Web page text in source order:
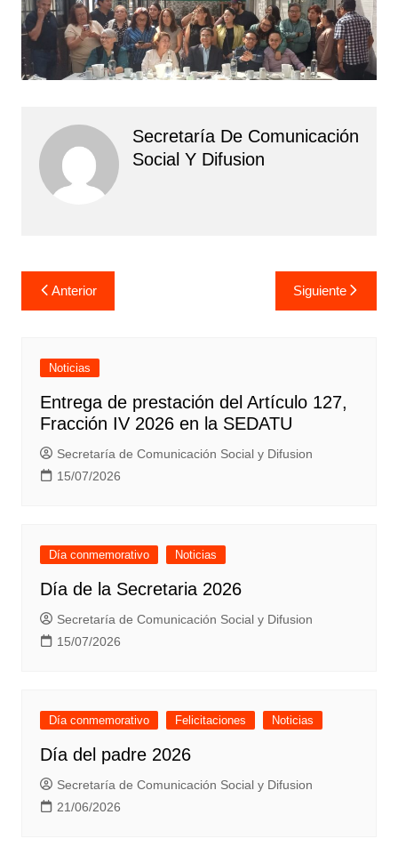
Secretaría De Comunicación
Social Y Difusion
Navegación
de
Anterior Siguiente
Noticias
Entrega de prestación del Artículo 127,
Fracción IV 2026 en la SEDATU
Secretaría de Comunicación Social y Difusion
15/07/2026
Día conmemorativo Noticias
Día de la Secretaria 2026
Secretaría de Comunicación Social y Difusion
15/07/2026
Día conmemorativo Felicitaciones Noticias
Día del padre 2026
Secretaría de Comunicación Social y Difusion
21/06/2026